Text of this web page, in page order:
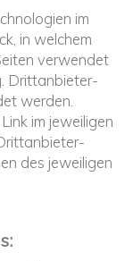
im
in welchem
verwendet
Drittanbieter-
werden.
im jeweiligen
des jeweiligen